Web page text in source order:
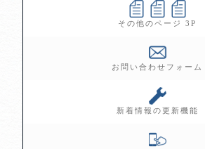
その他のページ 3P
お問い合わせフォーム
新着情報の更新機能